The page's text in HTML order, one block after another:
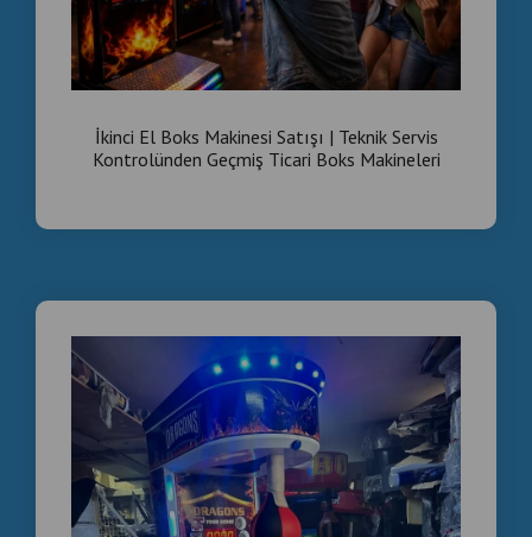
İkinci El Boks Makinesi Satışı | Teknik Servis
Kontrolünden Geçmiş Ticari Boks Makineleri